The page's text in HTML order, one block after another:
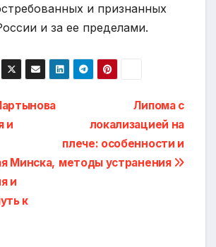
и признанных
и за ее пределами.
Липома с
локализацией на
плече: особенности и
методы устранения
и
Минска,
и
к